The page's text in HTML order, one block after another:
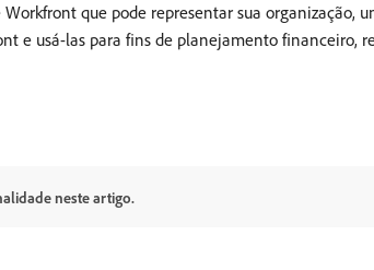
que pode representar sua
e usá-las para fins de planejamento financeiro,
neste artigo.